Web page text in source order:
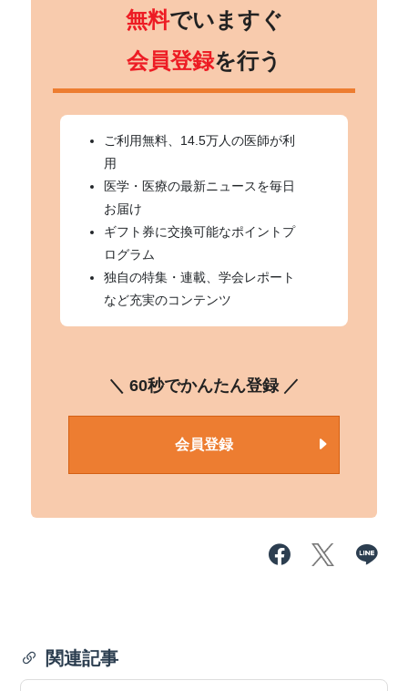
無料でいますぐ
会員登録を行う
ご利用無料、14.5万人の医師が利
用
医学・医療の最新ニュースを毎日
お届け
ギフト券に交換可能なポイントプ
ログラム
独自の特集・連載、学会レポート
など充実のコンテンツ
＼ 60秒でかんたん登録 ／
会員登録
関連記事